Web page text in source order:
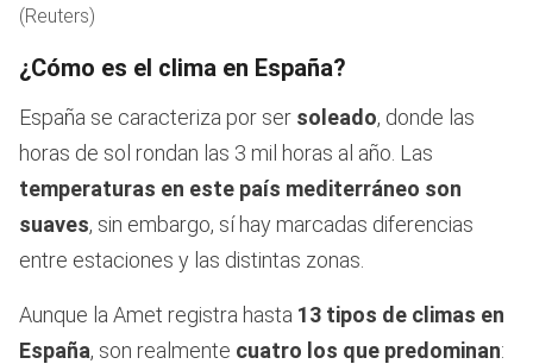
(Reuters)
¿Cómo es el clima en España?
España se caracteriza por ser soleado, donde las
horas de sol rondan las 3 mil horas al año. Las
temperaturas en este país mediterráneo son
suaves, sin embargo, sí hay marcadas diferencias
entre estaciones y las distintas zonas.
Aunque la Amet registra hasta 13 tipos de climas en
España, son realmente cuatro los que predominan: